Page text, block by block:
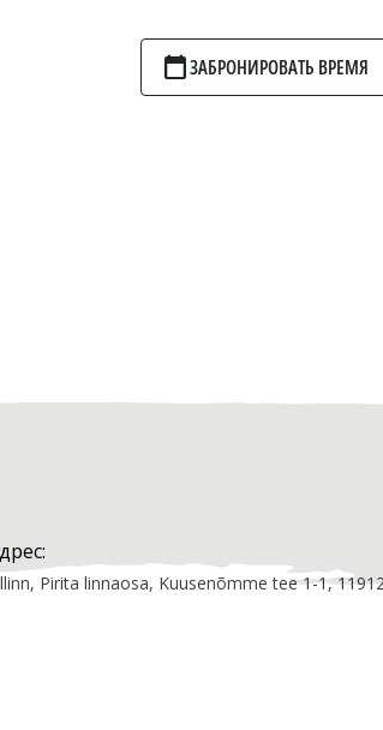
calendar_todayЗАБРОНИРОВАТЬ ВРЕМЯ
Pirita linnaosa, Kuusenõmme tee 1-1,